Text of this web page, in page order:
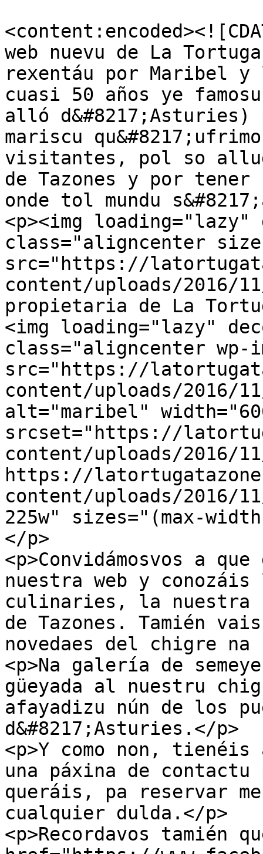
web nuevu de La
rexentáu por Maribel
cuasi 50 años ye
alló
mariscu
visitantes, pol so
de Tazones y por
onde tol mundu
<p><img loading="lazy"
class="aligncenter size-
src="https://
content/uploads/2016/
propietaria de La
<img loading="lazy"
class="aligncenter wp-
src="https://
content/uploads/2016/
alt="maribel"
srcset="https://
content/uploads/2016/
https://
content/uploads/2016/
225w" sizes="(max-
</p>
<p>Convidámosvos a
nuestra web y
culinaries, la nuestra
de Tazones. Tamién
novedaes del chigre
<p>Na galería de
güeyada al nuestru
afayadizu nún de los
d&#8217;Asturies.</p>
<p>Y como non,
una páxina de
queráis, pa reservar
cualquier dulda.</p>
<p>Recordavos tamién